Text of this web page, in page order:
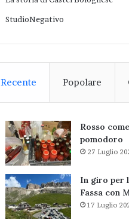
StudioNegativo
Recente Popolare
Rosso
pomodoro
27 Luglio
In giro per
Fassa con
17 Luglio